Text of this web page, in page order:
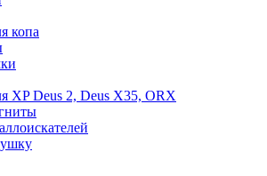
копа
XP Deus 2, Deus X35, ORX